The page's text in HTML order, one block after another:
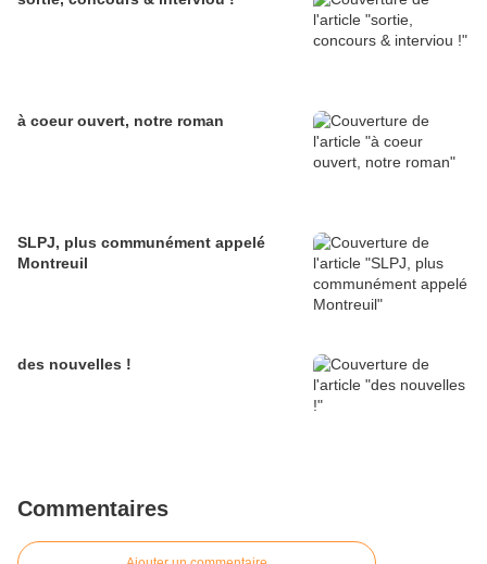
à coeur ouvert, notre roman
SLPJ, plus communément appelé
Montreuil
des nouvelles !
Commentaires